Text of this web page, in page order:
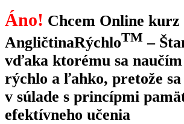
Áno! Chcem Online kurz
AngličtinaRýchloTM –
vďaka ktorému sa
rýchlo a ľahko, pretože
v súlade s princípmi
efektívneho učenia